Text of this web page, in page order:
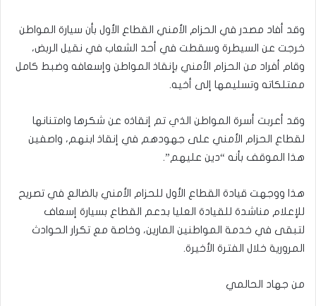
وقد أفاد مصدر في الحزام الأمني القطاع الأول بأن سيارة المواطن
خرجت عن السيطرة وسقطت في أحد الشعاب في نقيل الربض،
وقام أفراد من الحزام الأمني بإنقاذ المواطن وإسعافه وضبط كامل
ممتلكاته وتسليمها إلى أخيه.
وقد أعربت أسرة المواطن الذي تم إنقاذه عن شكرها وامتنانها
لقطاع الحزام الأمني على جهودهم في إنقاذ ابنهم، واصفين
هذا الموقف بأنه “دين عليهم”.
هذا ووجهت قيادة القطاع الأول للحزام الأمني بالضالع في تصريح
للإعلام مناشدة للقيادة العليا بدعم القطاع بسيارة إسعاف
لتبقى في خدمة المواطنين المارين، وخاصة مع تكرار الحوادث
المرورية خلال الفترة الأخيرة.
من جهاد الحالمي